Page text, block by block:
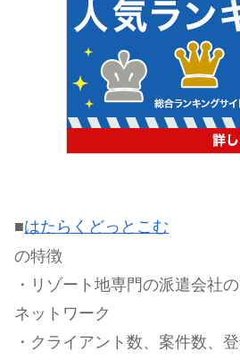
■はたらくどっとこむ
の特徴
・リゾート地専門の派遣会社
ネットワーク
・クライアント数、案件数、